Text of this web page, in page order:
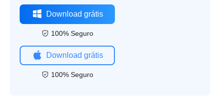
Download grátis
100% Seguro
Download grátis
100% Seguro